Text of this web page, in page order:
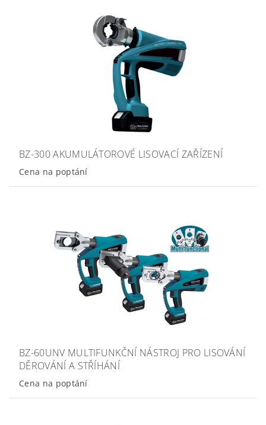
BZ-300 AKUMULÁTOROVÉ LISOVACÍ ZAŘÍZENÍ
Cena na poptání
BZ-60UNV MULTIFUNKČNÍ NÁSTROJ PRO LISOVÁNÍ
DĚROVÁNÍ A STŘÍHÁNÍ
Cena na poptání